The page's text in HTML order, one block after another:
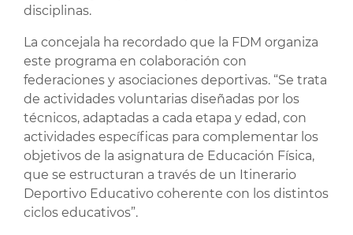
disciplinas.
La concejala ha recordado que la FDM organiza
este programa en colaboración con
federaciones y asociaciones deportivas. “Se trata
de actividades voluntarias diseñadas por los
técnicos, adaptadas a cada etapa y edad, con
actividades específicas para complementar los
objetivos de la asignatura de Educación Física,
que se estructuran a través de un Itinerario
Deportivo Educativo coherente con los distintos
ciclos educativos”.